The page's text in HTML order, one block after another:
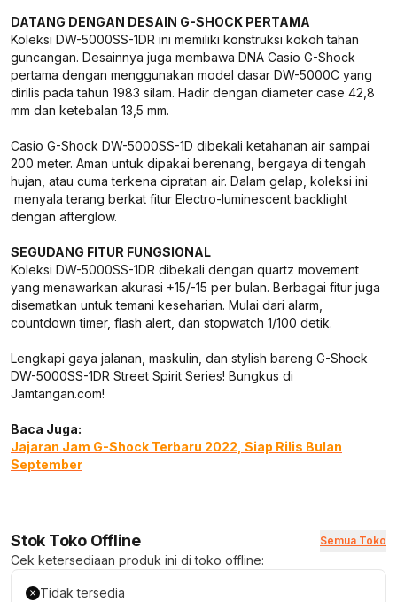
DATANG DENGAN DESAIN G-SHOCK PERTAMA
Koleksi DW-5000SS-1DR ini memiliki konstruksi kokoh tahan
guncangan. Desainnya juga membawa DNA Casio G-Shock
pertama dengan menggunakan model dasar DW-5000C yang
dirilis pada tahun 1983 silam. Hadir dengan diameter case 42,8
mm dan ketebalan 13,5 mm.
Casio G-Shock DW-5000SS-1D dibekali ketahanan air sampai
200 meter. Aman untuk dipakai berenang, bergaya di tengah
hujan, atau cuma terkena cipratan air. Dalam gelap, koleksi ini
menyala terang berkat fitur Electro-luminescent backlight
dengan afterglow.
SEGUDANG FITUR FUNGSIONAL
Koleksi DW-5000SS-1DR dibekali dengan quartz movement
yang menawarkan akurasi +15/-15 per bulan. Berbagai fitur juga
disematkan untuk temani keseharian. Mulai dari alarm,
countdown timer, flash alert, dan stopwatch 1/100 detik.
Lengkapi gaya jalanan, maskulin, dan stylish bareng G-Shock
DW-5000SS-1DR Street Spirit Series! Bungkus di
Jamtangan.com!
Baca Juga:
Jajaran Jam G-Shock Terbaru 2022, Siap Rilis Bulan
September
Stok Toko Offline Semua Toko
Cek ketersediaan produk ini di toko offline:
Tidak tersedia